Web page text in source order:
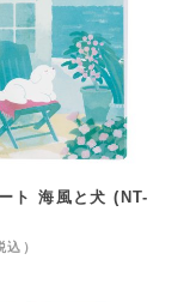
ト 海風と犬 (NT-
）